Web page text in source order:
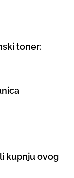
toner:
kupnju ovog